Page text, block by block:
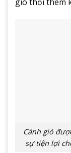
Cánh gió
sự tiện lợi